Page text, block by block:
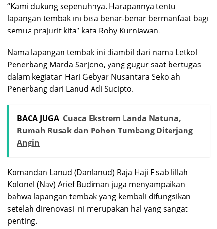
“Kami dukung sepenuhnya. Harapannya tentu
lapangan tembak ini bisa benar-benar bermanfaat bagi
semua prajurit kita” kata Roby Kurniawan.
Nama lapangan tembak ini diambil dari nama Letkol
Penerbang Marda Sarjono, yang gugur saat bertugas
dalam kegiatan Hari Gebyar Nusantara Sekolah
Penerbang dari Lanud Adi Sucipto.
BACA JUGA Cuaca Ekstrem Landa Natuna,
Rumah Rusak dan Pohon Tumbang Diterjang
Angin
Komandan Lanud (Danlanud) Raja Haji Fisabilillah
Kolonel (Nav) Arief Budiman juga menyampaikan
bahwa lapangan tembak yang kembali difungsikan
setelah direnovasi ini merupakan hal yang sangat
penting.